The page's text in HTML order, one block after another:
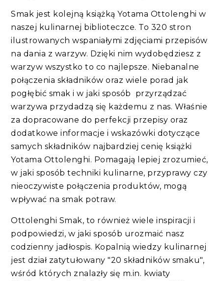
Smak jest kolejną książką Yotama Ottolenghi w
naszej kulinarnej biblioteczce. To 320 stron
ilustrowanych wspaniałymi zdjęciami przepisów
na dania z warzyw. Dzięki nim wydobędziesz z
warzyw wszystko to co najlepsze. Niebanalne
połączenia składników oraz wiele porad jak
pogłębić smak i w jaki sposób przyrządzać
warzywa przydadzą się każdemu z nas. Właśnie
za dopracowane do perfekcji przepisy oraz
dodatkowe informacje i wskazówki dotyczące
samych składników najbardziej cenię książki
Yotama Ottolenghi. Pomagają lepiej zrozumieć,
w jaki sposób techniki kulinarne, przyprawy czy
nieoczywiste połączenia produktów, mogą
wpływać na smak potraw.
Ottolenghi Smak, to również wiele inspiracji i
podpowiedzi, w jaki sposób urozmaić nasz
codzienny jadłospis. Kopalnią wiedzy kulinarnej
jest dział zatytułowany "20 składników smaku",
wśród których znalazły się m.in. kwiaty